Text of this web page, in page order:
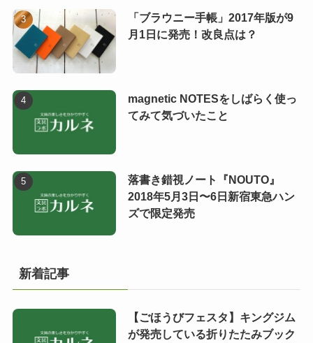
「ブラウニー手帳」2017年版が9
月1日に発売！改良点は？
magnetic NOTESをしばらく使っ
てみて気づいたこと
落書き錯視ノート『NOUTO』
2018年5月3日〜6日新宿東急ハン
ズで限定発売
新着記事
【ごほうびフェスタ】キングジム
が発売している折りたたみブック